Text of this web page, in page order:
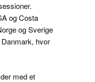
og Costa
og Sverige
hvor
med et